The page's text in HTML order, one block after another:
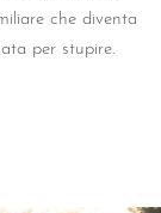
che diventa
per stupire.